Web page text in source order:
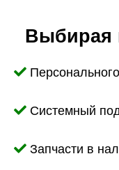
Выбирая
Системный
Запчасти в